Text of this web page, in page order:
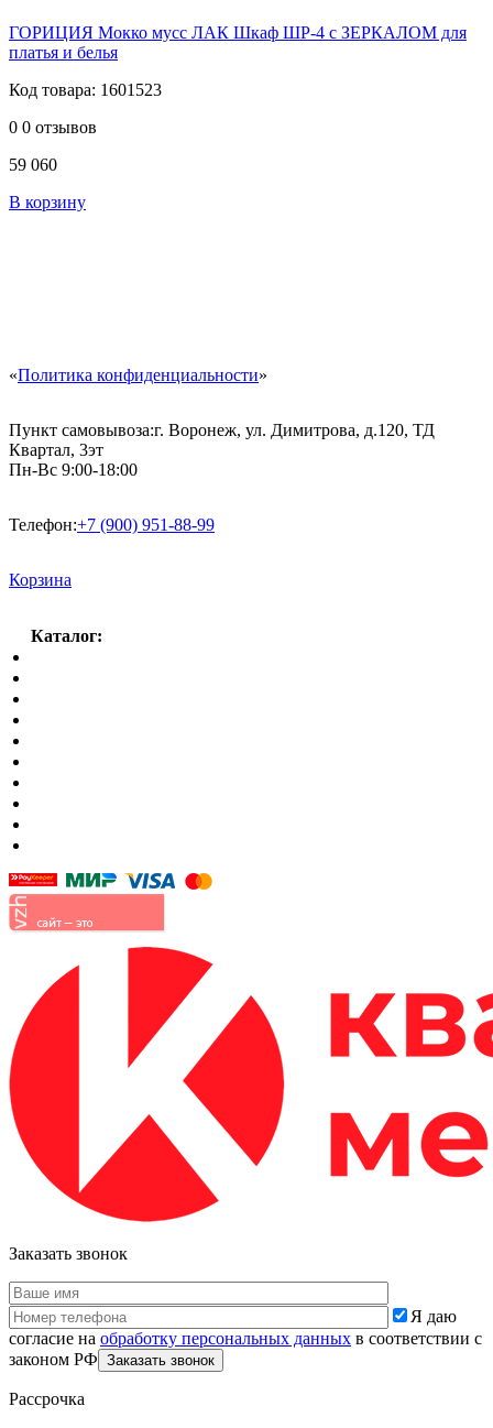
ГОРИЦИЯ Мокко мусс ЛАК Шкаф ШР-4 с ЗЕРКАЛОМ для
платья и белья
Код товара: 1601523
0 0 отзывов
59 060
В корзину
«Политика конфиденциальности»
Пункт самовывоза:г. Воронеж, ул. Димитрова, д.120, ТД
Квартал, 3эт
Пн-Вс 9:00-18:00
Телефон:+7 (900) 951-88-99
Корзина
Каталог:
Заказать звонок
Я даю
согласие на обработку персональных данных в соответствии с
законом РФ
Рассрочка